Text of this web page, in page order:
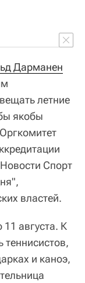
Дарманен
летние
якобы
Спорт
властей.
августа. К
и каноэ,